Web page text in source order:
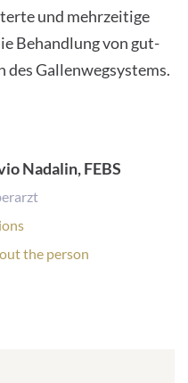
und mehrzeitige
Behandlung von gut-
des Gallenwegsystems.
Nadalin, FEBS
the person